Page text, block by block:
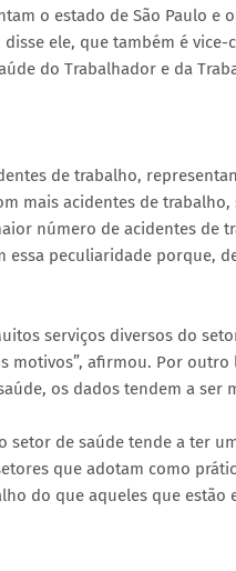
o estado de São Paulo e
ele, que também é
do Trabalhador e da
de trabalho,
acidentes de trabalho,
número de acidentes de
peculiaridade porque,
serviços diversos do
motivos”, afirmou. Por
os dados tendem a ser
de saúde tende a ter
que adotam como
do que aqueles que estão